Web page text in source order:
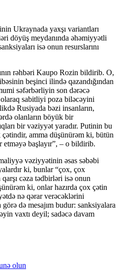
Ukraynada yaxşı variantları
döyüş meydanında əhəmiyyətli
isə onun resurslarını
rəhbəri Kaupo Rozin bildirib. O,
beşinci ilində qazandığından
səfərbərliyin son dərəcə
sabitliyi poza biləcəyini
Rusiyada bəzi insanların,
olanların böyük bir
bir vəziyyət yaradır. Putinin bu
amma düşünürəm ki, bütün
etməyə başlayır”, – o bildirib.
vəziyyətinin əsas səbəbi
ki, bunlar “çox, çox
cəza tədbirləri isə onun
ki, onlar hazırda çox çətin
nə qərar verəcəklərini
də mesajım budur: sanksiyalara
vaxtı deyil; sadəcə davam
olun